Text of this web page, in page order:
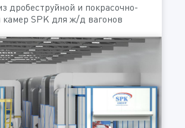
дробеструйной и покрасочно-
камер SPK для ж/д вагонов